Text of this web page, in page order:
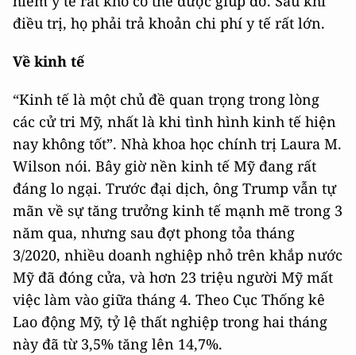
điều trị, họ phải trả khoản chi phí y tế rất lớn.
Về kinh tế
“Kinh tế là một chủ đề quan trọng trong lòng
các cử tri Mỹ, nhất là khi tình hình kinh tế hiện
nay không tốt”. Nhà khoa học chính trị Laura M.
Wilson nói. Bây giờ nền kinh tế Mỹ đang rất
đáng lo ngại. Trước đại dịch, ông Trump vẫn tự
mãn về sự tăng trưởng kinh tế mạnh mẽ trong 3
năm qua, nhưng sau đợt phong tỏa tháng
3/2020, nhiều doanh nghiệp nhỏ trên khắp nước
Mỹ đã đóng cửa, và hơn 23 triệu người Mỹ mất
việc làm vào giữa tháng 4. Theo Cục Thống kê
Lao động Mỹ, tỷ lệ thất nghiệp trong hai tháng
này đã từ 3,5% tăng lên 14,7%.